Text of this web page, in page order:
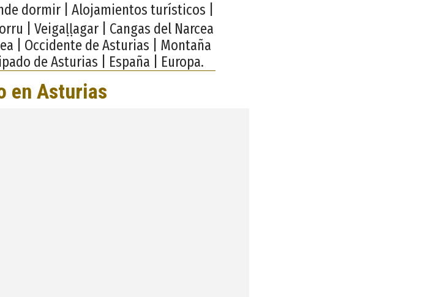
dormir | Alojamientos turísticos |
| Veigaḷḷagar | Cangas del Narcea
| Occidente de Asturias | Montaña
de Asturias | España | Europa.